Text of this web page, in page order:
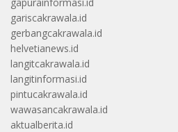
gariscakrawala.id
gerbangcakrawala.id
helvetianews.id
langitcakrawala.id
langitinformasi.id
pintucakrawala.id
wawasancakrawala.id
aktualberita.id